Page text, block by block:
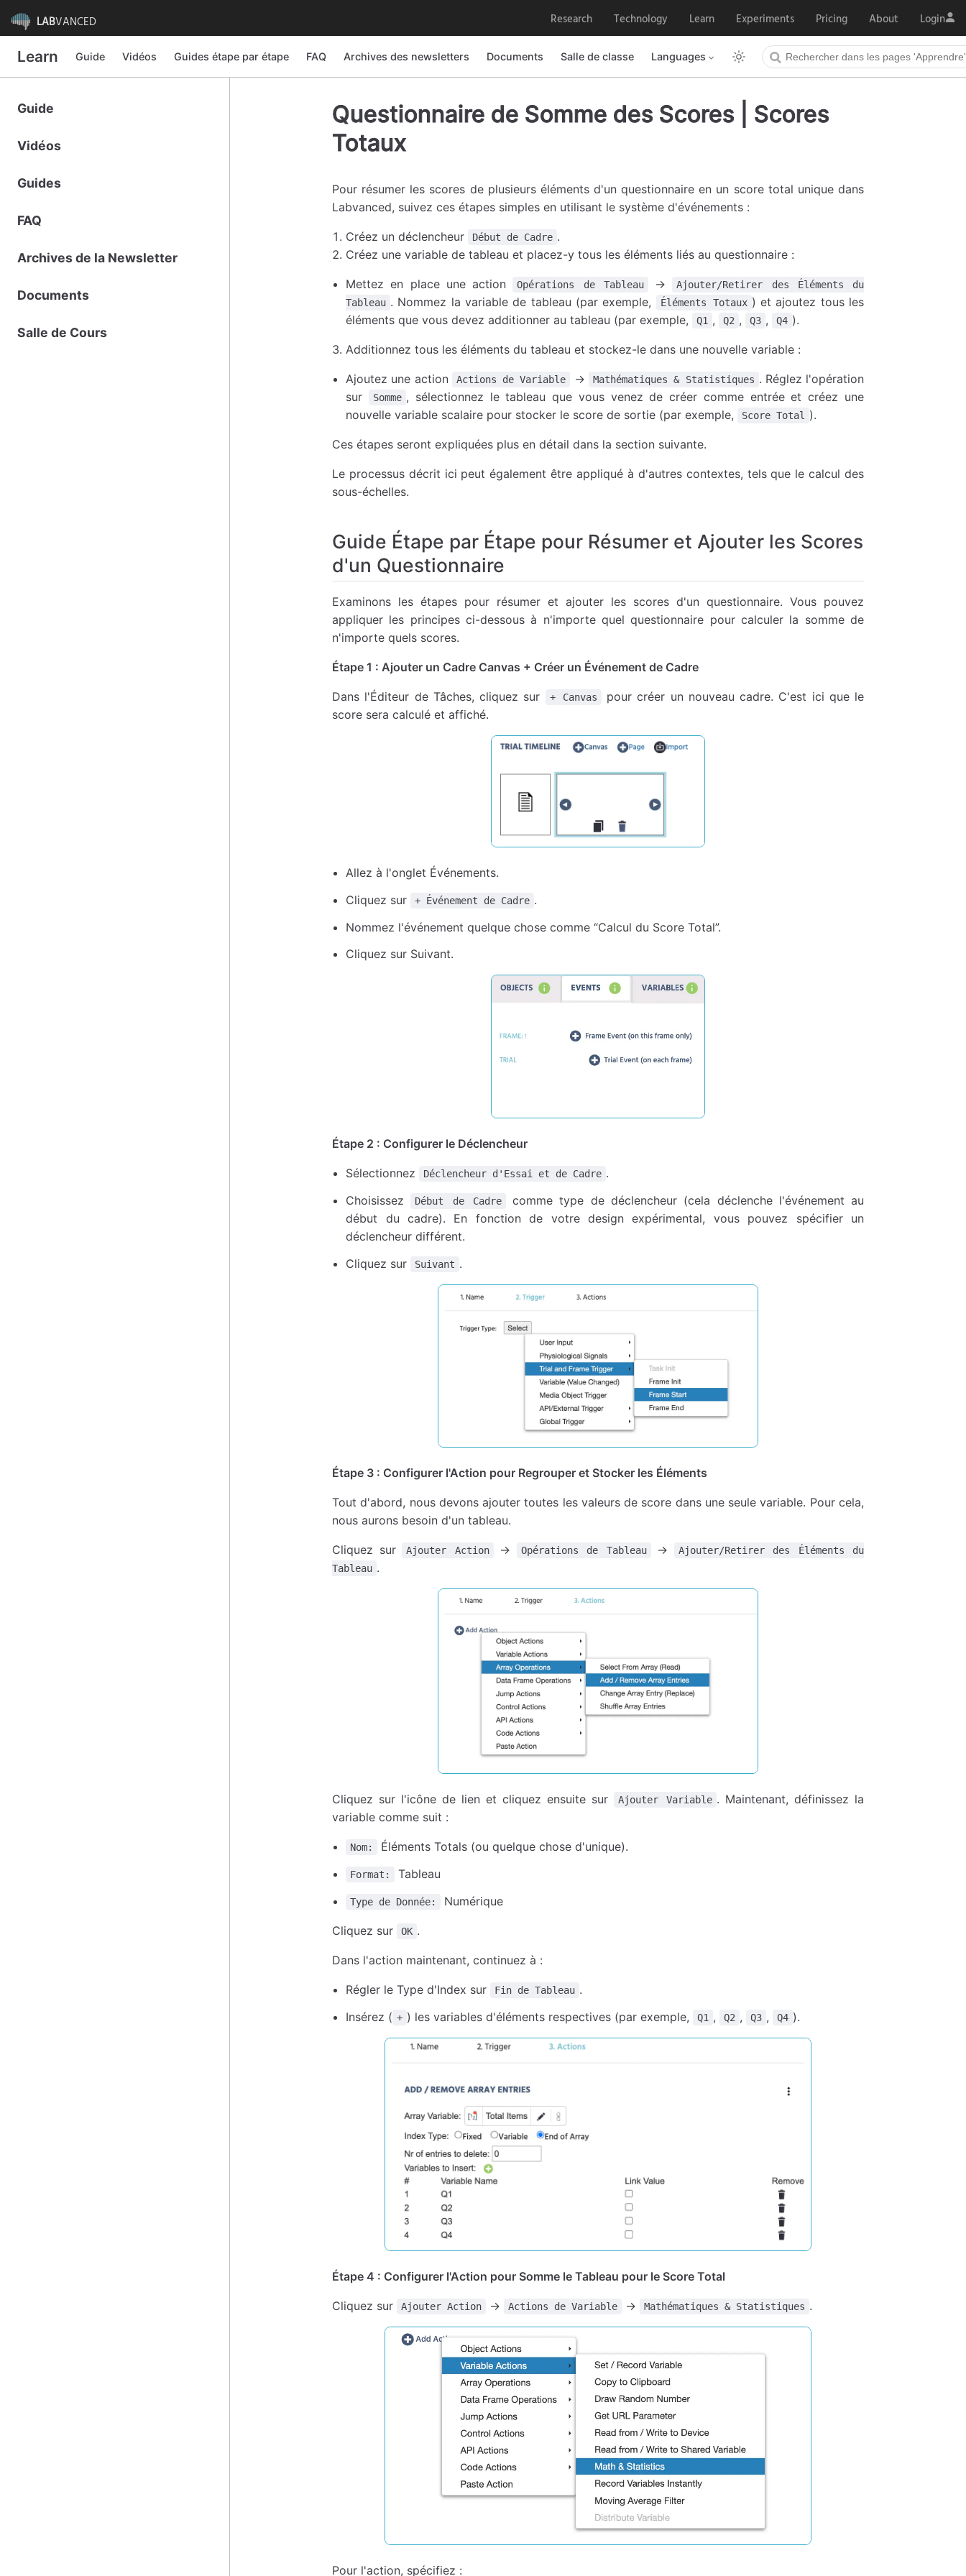
LABVANCED Research Technology Learn Experiments Pricing About Login
Learn Guide Vidéos Guides étape par étape FAQ Archives des newsletters Documents Salle de classe Languages
Guide
Vidéos
Guides
FAQ
Archives de la Newsletter
Documents
Salle de Cours
Questionnaire de Somme des Scores | Scores
Totaux
Pour résumer les scores de plusieurs éléments d'un questionnaire en un score total unique dans
Labvanced, suivez ces étapes simples en utilisant le système d'événements :
Créez un déclencheur Début de Cadre .
Créez une variable de tableau et placez-y tous les éléments liés au questionnaire :
Mettez en place une action Opérations de Tableau →
Ajouter/Retirer des Éléments du
Tableau . Nommez la variable de tableau (par exemple, Éléments Totaux ) et ajoutez tous les
éléments que vous devez additionner au tableau (par exemple,
Q1 , Q2 , Q3 , Q4 ).
Additionnez tous les éléments du tableau et stockez-le dans une nouvelle variable :
Ajoutez une action Actions de Variable → Mathématiques & Statistiques . Réglez l'opération
sur
Somme , sélectionnez le tableau que vous venez de créer comme entrée et créez une
nouvelle variable scalaire pour stocker le score de sortie (par exemple,
Score Total ).
Ces étapes seront expliquées plus en détail dans la section suivante.
Le processus décrit ici peut également être appliqué à d'autres contextes, tels que le calcul des
sous-échelles.
Guide Étape par Étape pour Résumer et Ajouter les Scores
d'un Questionnaire
Examinons les étapes pour résumer et ajouter les scores d'un questionnaire. Vous pouvez
appliquer les principes ci-dessous à n'importe quel questionnaire pour calculer la somme de
n'importe quels scores.
Étape 1 : Ajouter un Cadre Canvas + Créer un Événement de Cadre
Dans l'Éditeur de Tâches, cliquez sur + Canvas
pour créer un nouveau cadre. C'est ici que le
score sera calculé et affiché.
Allez à l'onglet Événements.
Cliquez sur
+ Événement de Cadre .
Nommez l'événement quelque chose comme “Calcul du Score Total”.
Cliquez sur Suivant.
Étape 2 : Configurer le Déclencheur
Sélectionnez Déclencheur d'Essai et de Cadre .
Choisissez
Début de Cadre
comme type de déclencheur (cela déclenche l'événement au
début du cadre). En fonction de votre design expérimental, vous pouvez spécifier un
déclencheur différent.
Cliquez sur
Suivant .
Étape 3 : Configurer l'Action pour Regrouper et Stocker les Éléments
Tout d'abord, nous devons ajouter toutes les valeurs de score dans une seule variable. Pour cela,
nous aurons besoin d'un tableau.
Cliquez sur Ajouter Action → Opérations de Tableau →
Ajouter/Retirer des Éléments du
Tableau .
Cliquez sur l'icône de lien et cliquez ensuite sur Ajouter Variable . Maintenant, définissez la
variable comme suit :
Nom: Éléments Totals (ou quelque chose d'unique).
Format: Tableau
Type de Donnée: Numérique
Cliquez sur OK .
Dans l'action maintenant, continuez à :
Régler le Type d'Index sur Fin de Tableau .
Insérez ( + ) les variables d'éléments respectives (par exemple, Q1 , Q2 , Q3 , Q4 ).
Étape 4 : Configurer l'Action pour Somme le Tableau pour le Score Total
Cliquez sur Ajouter Action → Actions de Variable → Mathématiques & Statistiques .
Pour l'action, spécifiez :